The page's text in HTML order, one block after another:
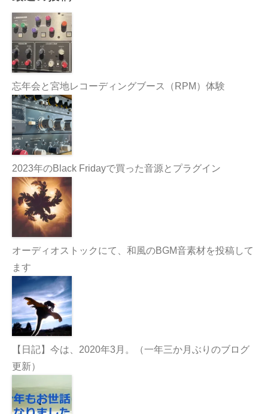
忘年会と宮地レコーディングブース（RPM）体験
2023年のBlack Fridayで買った音源とプラグイン
オーディオストックにて、和風のBGM音素材を投稿して
ます
【日記】今は、2020年3月。（一年三か月ぶりのブログ
更新）